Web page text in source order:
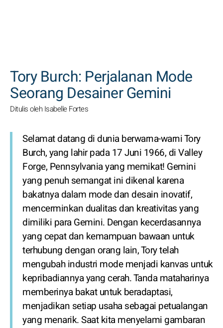
Tory Burch: Perjalanan Mode
Seorang Desainer Gemini
Ditulis oleh Isabelle Fortes
Selamat datang di dunia berwarna-warni Tory
Burch, yang lahir pada 17 Juni 1966, di Valley
Forge, Pennsylvania yang memikat! Gemini
yang penuh semangat ini dikenal karena
bakatnya dalam mode dan desain inovatif,
mencerminkan dualitas dan kreativitas yang
dimiliki para Gemini. Dengan kecerdasannya
yang cepat dan kemampuan bawaan untuk
terhubung dengan orang lain, Tory telah
mengubah industri mode menjadi kanvas untuk
kepribadiannya yang cerah. Tanda mataharinya
memberinya bakat untuk beradaptasi,
menjadikan setiap usaha sebagai petualangan
yang menarik. Saat kita menyelami gambaran